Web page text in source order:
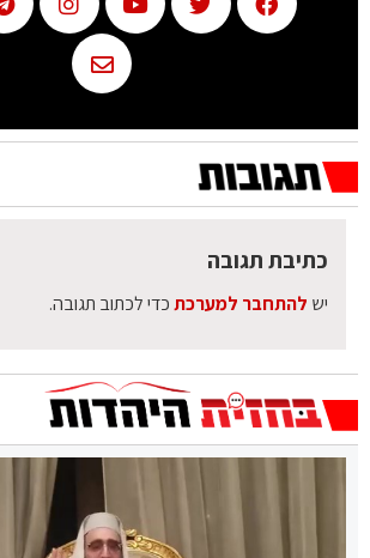
כתיבת תגובה
יש להתחבר למערכתכדי לכתוב תגובה.